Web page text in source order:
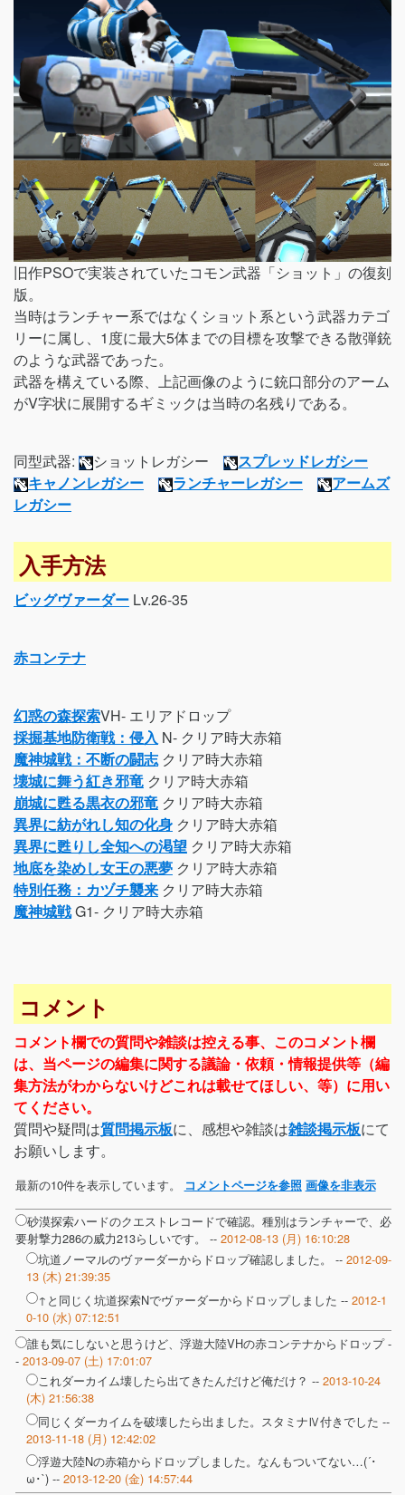
旧作PSOで実装されていたコモン武器「ショット」の復刻
版。
当時はランチャー系ではなくショット系という武器カテゴ
リーに属し、1度に最大5体までの目標を攻撃できる散弾銃
のような武器であった。
武器を構えている際、上記画像のように銃口部分のアーム
がV字状に展開するギミックは当時の名残りである。
同型武器: ショットレガシー
スプレッドレガシー
キャノンレガシー
ランチャーレガシー
アームズ
レガシー
入手方法
ビッグヴァーダー Lv.26-35
赤コンテナ
幻惑の森探索VH- エリアドロップ
採掘基地防衛戦：侵入 N- クリア時大赤箱
魔神城戦：不断の闘志 クリア時大赤箱
壊城に舞う紅き邪竜 クリア時大赤箱
崩城に甦る黒衣の邪竜 クリア時大赤箱
異界に紡がれし知の化身 クリア時大赤箱
異界に甦りし全知への渇望 クリア時大赤箱
地底を染めし女王の悪夢 クリア時大赤箱
特別任務：カヅチ襲来 クリア時大赤箱
魔神城戦G1- クリア時大赤箱
コメント
コメント欄での質問や雑談は控える事、このコメント欄
は、当ページの編集に関する議論・依頼・情報提供等（編
集方法がわからないけどこれは載せてほしい、等）に用い
てください。
質問や疑問は質問掲示板に、感想や雑談は雑談掲示板にて
お願いします。
最新の10件を表示しています。 コメントページを参照 画像を非表示
砂漠探索ハードのクエストレコードで確認。種別はランチャーで、必
要射撃力286の威力213らしいです。 -- 2012-08-13 (月) 16:10:28
坑道ノーマルのヴァーダーからドロップ確認しました。 -- 2012-09-
13 (木) 21:39:35
↑と同じく坑道探索Nでヴァーダーからドロップしました -- 2012-1
0-10 (水) 07:12:51
誰も気にしないと思うけど、浮遊大陸VHの赤コンテナからドロップ -
- 2013-09-07 (土) 17:01:07
これダーカイム壊したら出てきたんだけど俺だけ？ -- 2013-10-24
(木) 21:56:38
同じくダーカイムを破壊したら出ました。スタミナⅣ付きでした --
2013-11-18 (月) 12:42:02
浮遊大陸Nの赤箱からドロップしました。なんもついてない…(´･
ω･`) -- 2013-12-20 (金) 14:57:44